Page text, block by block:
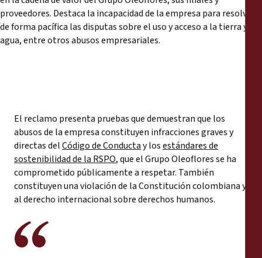
proveedores. Destaca la incapacidad de la empresa para resolver
de forma pacífica las disputas sobre el uso y acceso a la tierra y al
agua, entre otros abusos empresariales.
El reclamo presenta pruebas que demuestran que los
abusos de la empresa constituyen infracciones graves y
directas delCódigo de Conductay losestándares de
sostenibilidad de la RSPO, que el Grupo Oleoflores se ha
comprometido públicamente a respetar. También
constituyen una violación de la Constitución colombiana y
al derecho internacional sobre derechos humanos.